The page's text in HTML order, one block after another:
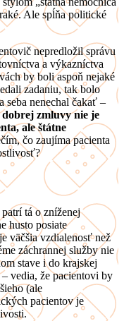
Ale spĺňa politické
nepredložil správu
a výkazníctva
by boli aspoň nejaké
zadaniu, tak bolo
seba nenechal čakať –
zmluvy nie je
ale štátne
čo zaujíma pacienta
tá o zníženej
husto posiate
väčšia vzdialenosť než
záchrannej služby nie
stave i do krajskej
vedia, že pacientovi by
(ale
pacientov je